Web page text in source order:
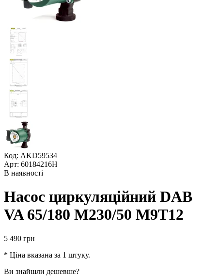
Код: AKD59534
Арт: 60184216H
В наявності
Насос циркуляцiйний DAB
VA 65/180 М230/50 M9T12
5 490 грн
* Ціна вказана за 1 штуку.
Ви знайшли дешевше?